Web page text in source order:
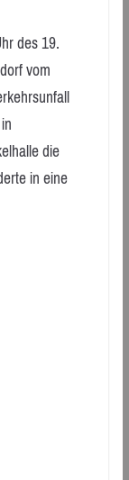
des 19.
vom
die
in eine